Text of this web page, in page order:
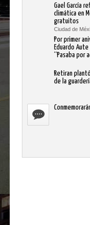
Gael García
climática en
gratuitos
Ciudad de
Por primer
Eduardo
“Pasaba por
Retiran
de la